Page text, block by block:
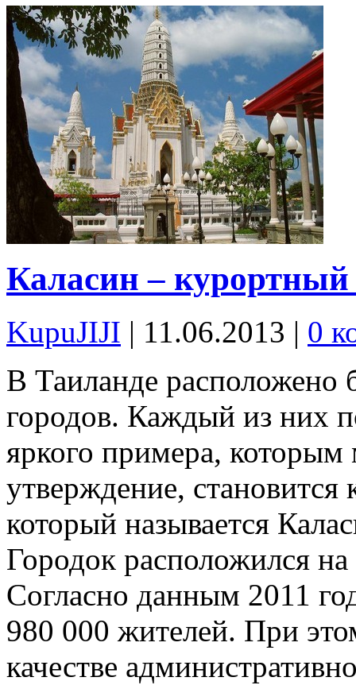
Каласин – курортный
KupuJIJI | 11.06.2013 | 0
В Таиланде расположено
городов. Каждый из них
яркого примера,
утверждение,
который называется
Городок расположился
Согласно данным 2011
980 000 жителей. При
качестве